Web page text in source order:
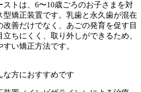
ストは、6〜10歳ごろのお子さまを対
型矯正装置です。乳歯と永久歯が混在
善だけでなく、あごの発育を促す目
ちにくく、取り外しができるため、
い矯正方法です。
な方におすすめです